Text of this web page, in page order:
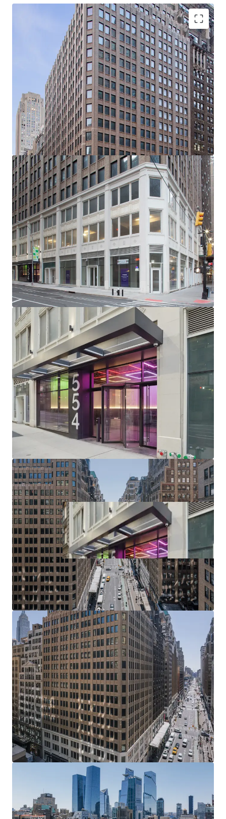
-Rare, 21-story, 100% Vacant, Corner Office Building with
Tremendous Light & Air
-Primed for Multiple Business Plans in Center of Midtown
South Mixed-Use Plan (“MSMX”) Rezoning
-Ideal for Class B Office / End-Users
-Substantial Scale: 310K Rentable SF (281K Office RSF /
28.5K Retail RSF)
-232’ of Wraparound Corner Frontage with Multiple
Setbacks / Terraces
-Excellent Base Building Condition with Substantial
Recent CapEx Invested (~$15M)
-Generous, ~11’ Average Slab-to-Slab Office Floor Ceiling
Heights (Retail 19’ Ceiling Heights)
-New Retail Boxes with Plans for 5 Units Across Ground
Floor, 2nd Floor & Lower Level
-Unrivaled Transit-Oriented Location (Port Authority /
Penn Station / Entrance to 12 Subway Lines Within a 3-Min
Walk)
-Political & Public Support for Midtown South
Transformation: Several new citywide & neighborhood
based programs (City of Yes, the 467-m / 485x tax
abatements & the recently passed MSMX rezoning) will
reshape Midtown South - all of which have overwhelming
political & public support
-NYCs Next Neighborhood Evolution - A Very Different
Future: Located centrally between Hudson Yards
(upcoming $12B phase II project), Port Authority (>$10B /
2.1M SF terminal replacement begins 2025), Penn District
($7B Penn Station redevelopment / up to 15M SF of
potential Penn District development in planning phase),
Manhattan West, Times Square, Herald Square & Chelsea